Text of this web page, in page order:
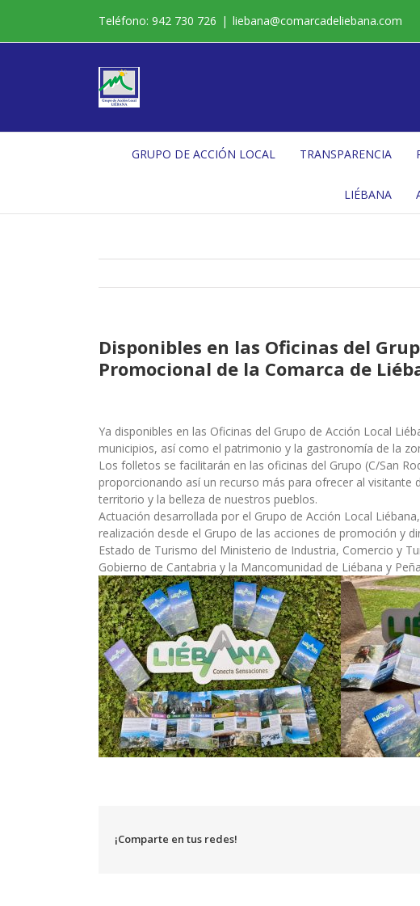
contenido
Teléfono: 942 730 726 | liebana@comarcadeliebana.com
GRUPO DE ACCIÓN LOCAL TRANSPARENCIA
LIÉBANA
Disponibles en las Oficinas del
Promocional de la Comarca de
Ya disponibles en las Oficinas del Grupo de Acción Local
municipios, así como el patrimonio y la gastronomía de la
Los folletos se facilitarán en las oficinas del Grupo (C/San
proporcionando así un recurso más para ofrecer al
territorio y la belleza de nuestros pueblos.
Actuación desarrollada por el Grupo de Acción Local
realización desde el Grupo de las acciones de promoción y
Estado de Turismo del Ministerio de Industria, Comercio y
Gobierno de Cantabria y la Mancomunidad de Liébana y
¡Comparte en tus redes!